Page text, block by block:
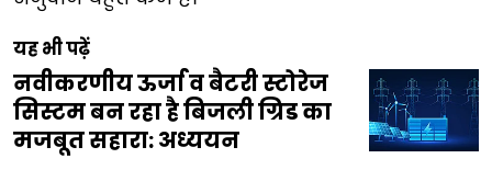
यह भी पढ़ें
नवीकरणीय ऊर्जा व बैटरी स्टोरेज
सिस्टम बन रहा है बिजली ग्रिड का
मजबूत सहारा: अध्ययन